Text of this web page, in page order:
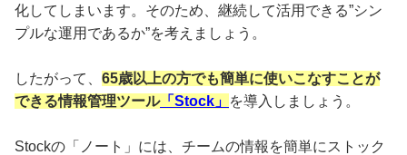
化してしまいます。そのため、継続して活用できる”シン
プルな運用であるか”を考えましょう。
したがって、 65歳以上の方でも簡単に使いこなすことが
できる情報管理ツール「Stock」 を導入しましょう。
Stockの「ノート」には、チームの情報を簡単にストック